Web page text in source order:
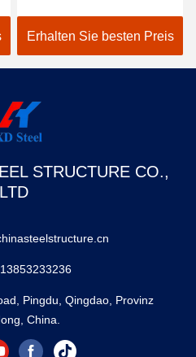
Erhalten Sie besten Preis
STRUCTURE CO.,
LTD
Pingdu, Qingdao, Provinz
China.